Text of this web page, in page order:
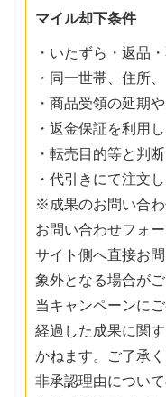
マイル却下条件
・いたずら・返品
・同一世帯、住所
・商品受領の延期
・返金保証を利用
・転売目的等と判
・代引きにて注文
※成果のお問い合
お問い合わせフォ
サイト側へ直接お
象外となる場合がご
当キャンペーンに
経過した成果に関
かねます。ご了承く
非承認理由につい